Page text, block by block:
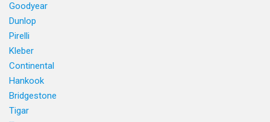
Goodyear
Dunlop
Pirelli
Kleber
Continental
Hankook
Bridgestone
Tigar